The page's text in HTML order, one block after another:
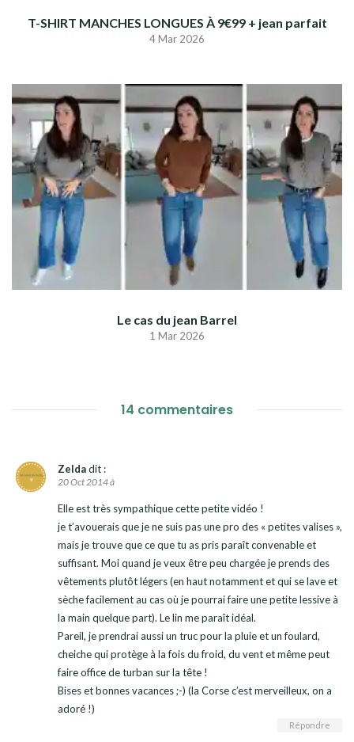
T-SHIRT MANCHES LONGUES À 9€99 + jean parfait
4 Mar 2026
Le cas du jean Barrel
1 Mar 2026
14 commentaires
Zeldadit :
20 Oct 2014 à
Elle est très sympathique cette petite vidéo !
je t’avouerais que je ne suis pas une pro des « petites valises »,
mais je trouve que ce que tu as pris paraît convenable et
suffisant. Moi quand je veux être peu chargée je prends des
vêtements plutôt légers (en haut notamment et qui se lave et
sèche facilement au cas où je pourrai faire une petite lessive à
la main quelque part). Le lin me paraît idéal.
Pareil, je prendrai aussi un truc pour la pluie et un foulard,
cheiche qui protège à la fois du froid, du vent et même peut
faire office de turban sur la tête !
Bises et bonnes vacances ;-) (la Corse c’est merveilleux, on a
adoré !)
Répondre